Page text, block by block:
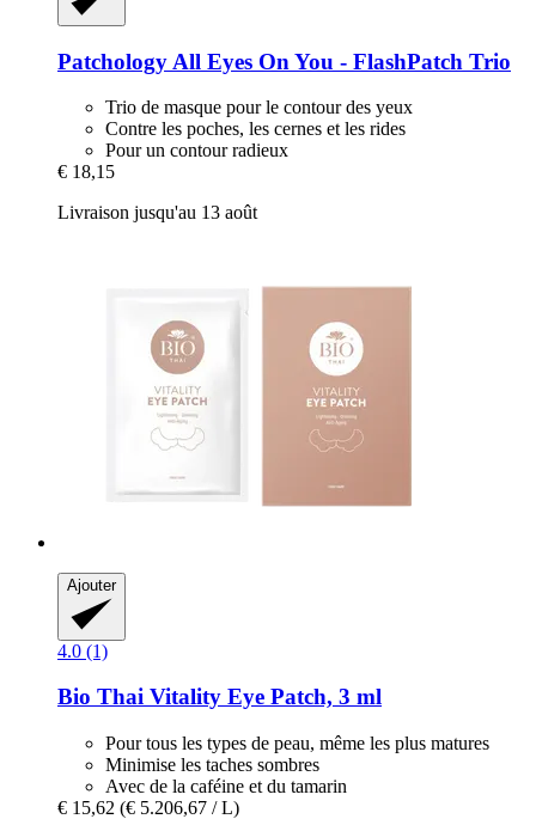
Patchology All Eyes On You -​ FlashPatch Trio
Trio de masque pour le contour des yeux
Contre les poches, les cernes et les rides
Pour un contour radieux
€ 18,15
Livraison jusqu'au 13 août
Ajouter
4.0 (1)
Bio Thai Vitality Eye Patch, 3 ml
Pour tous les types de peau, même les plus matures
Minimise les taches sombres
Avec de la caféine et du tamarin
€ 15,62 (€ 5.206,67 / L)